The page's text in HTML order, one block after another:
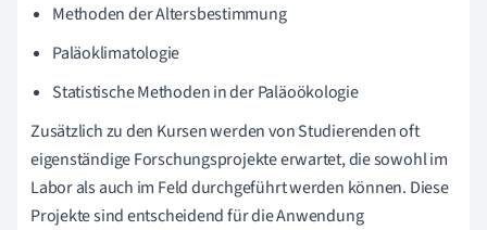
Methoden der Altersbestimmung
Paläoklimatologie
Statistische Methoden in der Paläoökologie
Zusätzlich zu den Kursen werden von Studierenden oft
eigenständige Forschungsprojekte erwartet, die sowohl im
Labor als auch im Feld durchgeführt werden können. Diese
Projekte sind entscheidend für die Anwendung